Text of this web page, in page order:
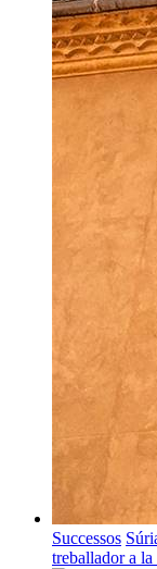
Successos
treballador a la